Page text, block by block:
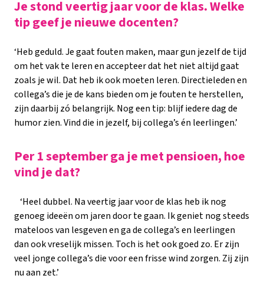
Je stond veertig jaar voor de klas. Welke
tip geef je nieuwe docenten?
‘Heb geduld. Je gaat fouten maken, maar gun jezelf de tijd
om het vak te leren en accepteer dat het niet altijd gaat
zoals je wil. Dat heb ik ook moeten leren. Directieleden en
collega’s die je de kans bieden om je fouten te herstellen,
zijn daarbij zó belangrijk. Nog een tip: blijf iedere dag de
humor zien. Vind die in jezelf, bij collega’s én leerlingen.’
Per 1 september ga je met pensioen, hoe
vind je dat?
‘Heel dubbel. Na veertig jaar voor de klas heb ik nog
genoeg ideeën om jaren door te gaan. Ik geniet nog steeds
mateloos van lesgeven en ga de collega’s en leerlingen
dan ook vreselijk missen. Toch is het ook goed zo. Er zijn
veel jonge collega’s die voor een frisse wind zorgen. Zij zijn
nu aan zet.’